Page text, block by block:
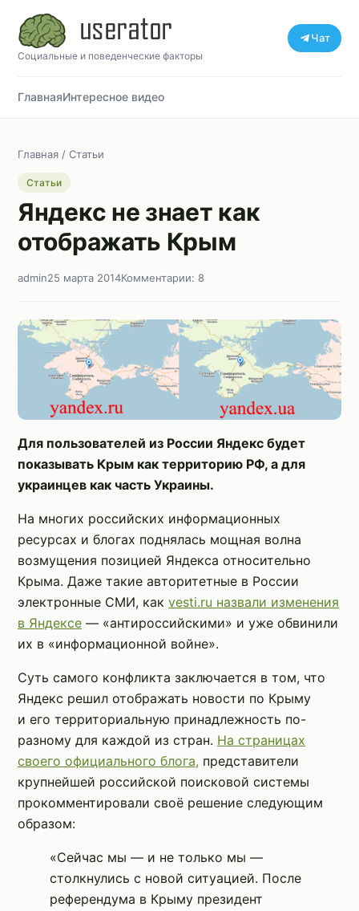
Социальные и поведенческие факторы
Чат
ГлавнаяИнтересное видео
Главная / Статьи
Статьи
Яндекс не знает как
отображать Крым
admin25 марта 2014Комментарии: 8
Для пользователей из России Яндекс будет
показывать Крым как территорию РФ, а для
украинцев как часть Украины.
На многих российских информационных
ресурсах и блогах поднялась мощная волна
возмущения позицией Яндекса относительно
Крыма. Даже такие авторитетные в России
электронные СМИ, как vesti.ru назвали изменения
в Яндексе — «антироссийскими» и уже обвинили
их в «информационной войне».
Суть самого конфликта заключается в том, что
Яндекс решил отображать новости по Крыму
и его территориальную принадлежность по-
разному для каждой из стран. На страницах
своего официального блога, представители
крупнейшей российской поисковой системы
прокомментировали своё решение следующим
образом:
«Сейчас мы — и не только мы —
столкнулись с новой ситуацией. После
референдума в Крыму президент